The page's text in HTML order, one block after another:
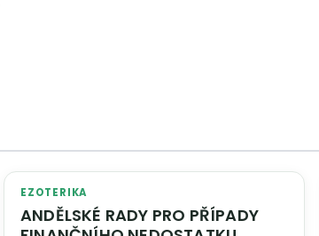
EZOTERIKA
ANDĚLSKÉ RADY PRO PŘÍPADY